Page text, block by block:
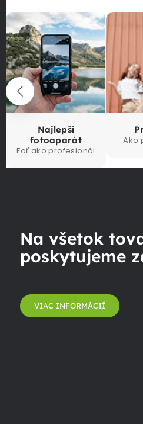
Najlepší
fotoaparát
Foť ako profesionál
Ako
Na všetok
poskytujeme
VIAC INFORMÁCIÍ